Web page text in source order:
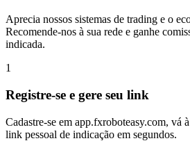
Aprecia nossos sistemas de trading e o
Recomende-nos à sua rede e ganhe
indicada.
1
Registre-se e gere seu link
Cadastre-se em app.fxroboteasy.com, vá
link pessoal de indicação em segundos.